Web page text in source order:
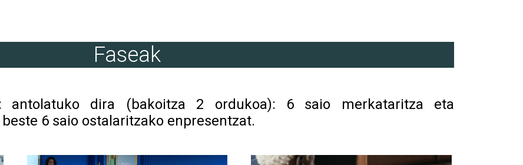
Faseak
antolatuko dira (bakoitza 2 ordukoa): 6 saio merkataritza eta
6 saio ostalaritzako enpresentzat.